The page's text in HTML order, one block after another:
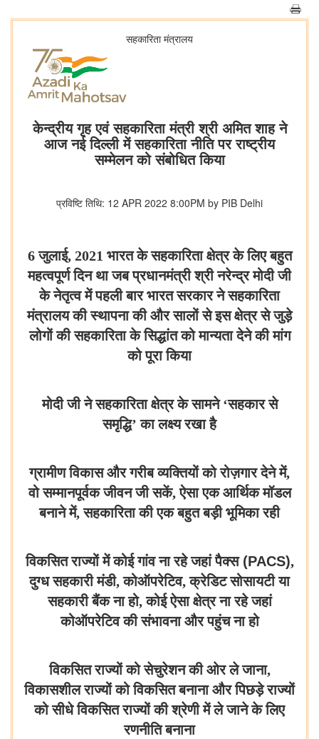
सहकारिता मंत्रालय
केन्द्रीय गृह एवं सहकारिता मंत्री श्री अमित शाह ने
आज नई दिल्ली में सहकारिता नीति पर राष्ट्रीय
सम्मेलन को संबोधित किया
प्रविष्टि तिथि: 12 APR 2022 8:00PM by PIB Delhi
6 जुलाई, 2021 भारत के सहकारिता क्षेत्र के लिए बहुत
महत्वपूर्ण दिन था जब प्रधानमंत्री श्री नरेन्द्र मोदी जी
के नेतृत्व में पहली बार भारत सरकार ने सहकारिता
मंत्रालय की स्थापना की और सालों से इस क्षेत्र से जुड़े
लोगों की सहकारिता के सिद्धांत को मान्यता देने की मांग
को पूरा किया
मोदी जी ने सहकारिता क्षेत्र के सामने ‘सहकार से
समृद्धि’ का लक्ष्य रखा है
ग्रामीण विकास और गरीब व्यक्तियों को रोज़गार देने में,
वो सम्मानपूर्वक जीवन जी सकें, ऐसा एक आर्थिक मॉडल
बनाने में, सहकारिता की एक बहुत बड़ी भूमिका रही
विकसित राज्यों में कोई गांव ना रहे जहां पैक्स(PACS),
दुग्ध सहकारी मंडी, कोऑपरेटिव, क्रेडिट सोसायटी या
सहकारी बैंक ना हो, कोई ऐसा क्षेत्र ना रहे जहां
कोऑपरेटिव की संभावना और पहुंच ना हो
विकसित राज्यों को सेचुरेशन की ओर ले जाना,
विकासशील राज्यों को विकसित बनाना और पिछड़े राज्यों
को सीधे विकसित राज्यों की श्रेणी में ले जाने के लिए
रणनीति बनाना